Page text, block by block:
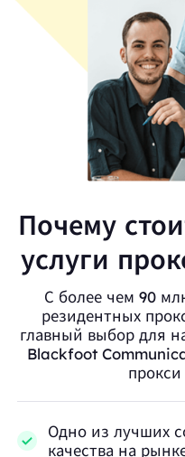
Почему
услуги
С более чем 90
резидентных
главный выбор для
Blackfoot
Одно из лучших
качества на